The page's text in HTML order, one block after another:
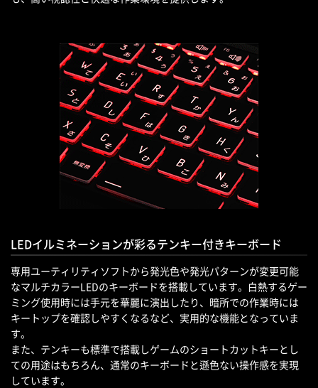
LEDイルミネーションが彩るテンキー付きキーボード
専用ユーティリティソフトから発光色や発光パターンが変更可能
なマルチカラーLEDのキーボードを搭載しています。白熱するゲー
ミング使用時には手元を華麗に演出したり、暗所での作業時には
キートップを確認しやすくなるなど、実用的な機能となっていま
す。
また、テンキーも標準で搭載しゲームのショートカットキーとし
ての用途はもちろん、通常のキーボードと遜色ない操作感を実現
しています。